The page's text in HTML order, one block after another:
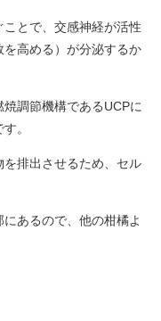
とで、交感神経が活性
高める）が分泌するか
調節機構であるUCPに
。
を排出させるため、セル
あるので、他の柑橘よ